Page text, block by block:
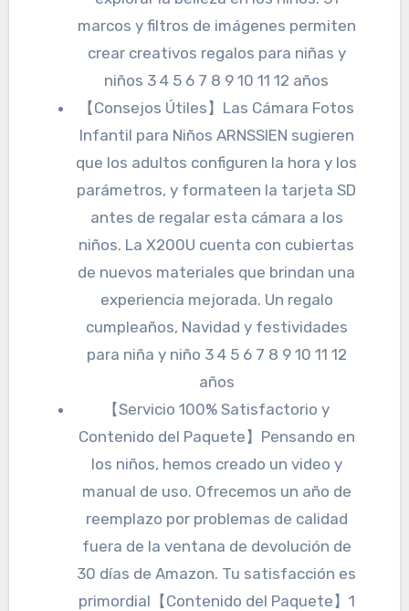
marcos y filtros de imágenes permiten
crear creativos regalos para niñas y
niños 3 4 5 6 7 8 9 10 11 12 años
【Consejos Útiles】Las Cámara Fotos
Infantil para Niños ARNSSIEN sugieren
que los adultos configuren la hora y los
parámetros, y formateen la tarjeta SD
antes de regalar esta cámara a los
niños. La X200U cuenta con cubiertas
de nuevos materiales que brindan una
experiencia mejorada. Un regalo
cumpleaños, Navidad y festividades
para niña y niño 3 4 5 6 7 8 9 10 11 12
años
【Servicio 100% Satisfactorio y
Contenido del Paquete】Pensando en
los niños, hemos creado un video y
manual de uso. Ofrecemos un año de
reemplazo por problemas de calidad
fuera de la ventana de devolución de
30 días de Amazon. Tu satisfacción es
primordial【Contenido del Paquete】1